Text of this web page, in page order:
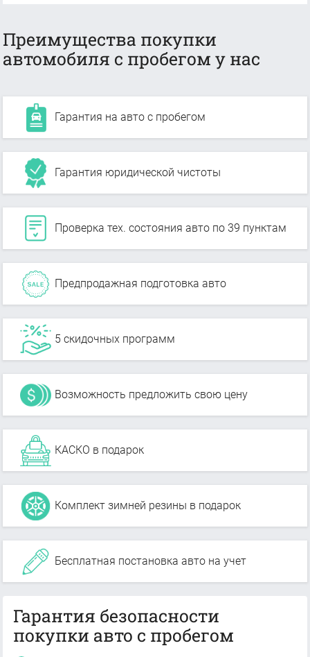
Преимущества покупки
автомобиля с пробегом у нас
Гарантия на авто с пробегом
Гарантия юридической чистоты
Проверка тех. состояния авто по 39 пунктам
Предпродажная подготовка авто
5 скидочных программ
Возможность предложить свою цену
КАСКО в подарок
Комплект зимней резины в подарок
Бесплатная постановка авто на учет
Гарантия безопасности
покупки авто с пробегом